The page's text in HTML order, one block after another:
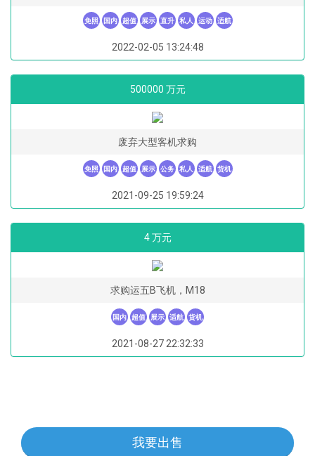
免照 国内 超值 展示 直升 私人 运动 适航
2022-02-05 13:24:48
500000 万元
废弃大型客机求购
免照 国内 超值 展示 公务 私人 适航 货机
2021-09-25 19:59:24
4 万元
求购运五B飞机，M18
国内 超值 展示 适航 货机
2021-08-27 22:32:33
我要出售